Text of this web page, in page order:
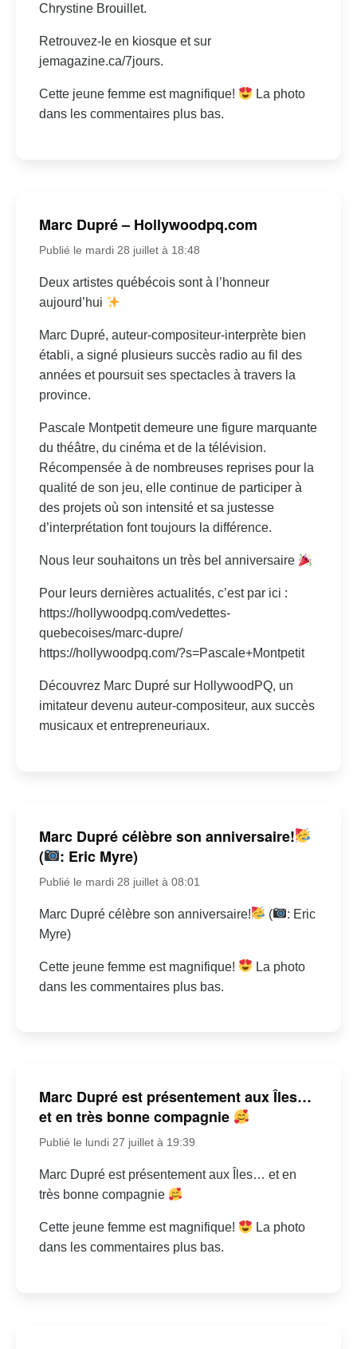
Chrystine Brouillet.
Retrouvez-le en kiosque et sur
jemagazine.ca/7jours.
Cette jeune femme est magnifique!
La photo
dans les commentaires plus bas.
Marc Dupré – Hollywoodpq.com
Publié le mardi 28 juillet à 18:48
Deux artistes québécois sont à l’honneur
aujourd’hui
Marc Dupré, auteur-compositeur-interprète bien
établi, a signé plusieurs succès radio au fil des
années et poursuit ses spectacles à travers la
province.
Pascale Montpetit demeure une figure marquante
du théâtre, du cinéma et de la télévision.
Récompensée à de nombreuses reprises pour la
qualité de son jeu, elle continue de participer à
des projets où son intensité et sa justesse
d’interprétation font toujours la différence.
Nous leur souhaitons un très bel anniversaire
Pour leurs dernières actualités, c’est par ici :
https://hollywoodpq.com/vedettes-
quebecoises/marc-dupre/
https://hollywoodpq.com/?s=Pascale+Montpetit
Découvrez Marc Dupré sur HollywoodPQ, un
imitateur devenu auteur-compositeur, aux succès
musicaux et entrepreneuriaux.
Marc Dupré célèbre son anniversaire!
(
: Eric Myre)
Publié le mardi 28 juillet à 08:01
Marc Dupré célèbre son anniversaire! (
: Eric
Myre)
Cette jeune femme est magnifique!
La photo
dans les commentaires plus bas.
Marc Dupré est présentement aux Îles…
et en très bonne compagnie
Publié le lundi 27 juillet à 19:39
Marc Dupré est présentement aux Îles… et en
très bonne compagnie
Cette jeune femme est magnifique!
La photo
dans les commentaires plus bas.